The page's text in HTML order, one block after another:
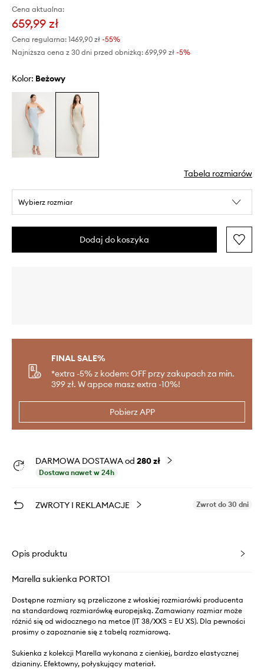
Cena aktualna:
659,99 zł
Cena regularna: 1469,90 zł -55%
Najniższa cena z 30 dni przed obniżką: 699,99 zł -5%
Kolor: beżowy
Tabela rozmiarów
Wybierz rozmiar
Dodaj do koszyka
FINAL SALE%
*extra -5% z kodem: OFF przy zakupach za min.
399 zł. W appce masz extra -10%!
Pobierz APP
DARMOWA DOSTAWA od 280 zł
Dostawa nawet w 24h
ZWROTY I REKLAMACJE Zwrot do 30 dni
Opis produktu
Marella sukienka PORTO1
Dostępne rozmiary są przeliczone z włoskiej rozmiarówki producenta
na standardową rozmiarówkę europejską. Zamawiany rozmiar może
różnić się od widocznego na metce (IT 38/XXS = EU XS). Dla pewności
prosimy o zapoznanie się z tabelą rozmiarową.
Sukienka z kolekcji Marella wykonana z cienkiej, bardzo elastycznej
dzianiny. Efektowny, połyskujący materiał.